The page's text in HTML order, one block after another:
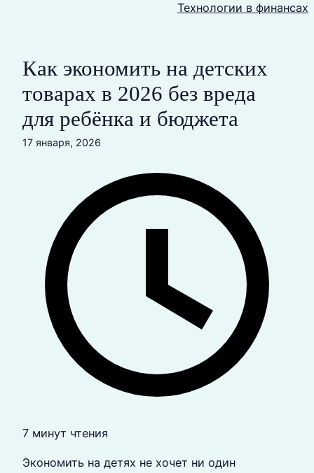
Технологии в финансах
Как экономить на детских
товарах в 2026 без вреда
для ребёнка и бюджета
17 января, 2026
7 минут чтения
Экономить на детях не хочет ни один